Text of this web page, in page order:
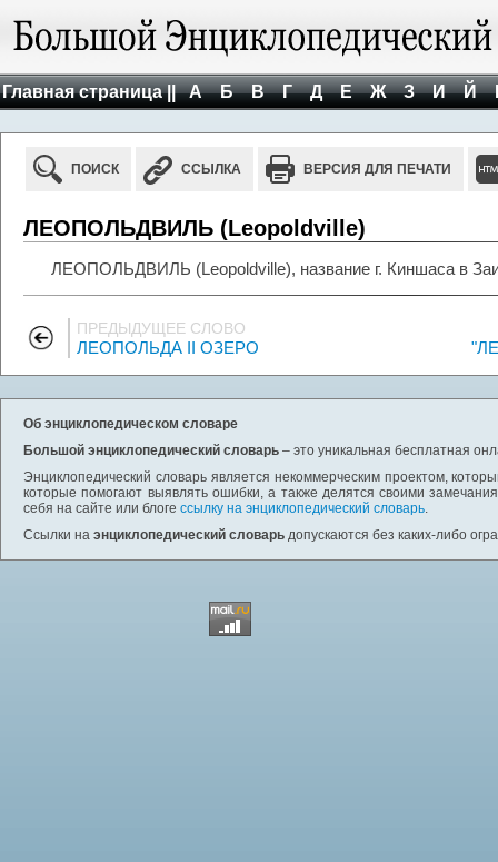
Главная страница || А Б В Г Д Е Ж З И Й
ПОИСК ССЫЛКА ВЕРСИЯ ДЛЯ ПЕЧАТИ
ЛЕОПОЛЬДВИЛЬ (Leopoldville)
ЛЕОПОЛЬДВИЛЬ (Leopoldville), название г. Киншаса в
ПРЕДЫДУЩЕЕ СЛОВО
ЛЕОПОЛЬДА II ОЗЕРО
Об энциклопедическом словаре
Большой энциклопедический словарь – это уникальная бесплатная
Энциклопедический словарь является некоммерческим проектом,
которые помогают выявлять ошибки, а также делятся своими
себя на сайте или блоге ссылку на энциклопедический словарь.
Ссылки на энциклопедический словарь допускаются без каких-либо